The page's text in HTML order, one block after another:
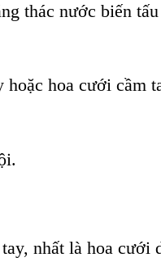
thác nước biến tấu
hoa cưới cầm
nhất là hoa cưới